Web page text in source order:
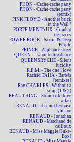
PIJON - Cache-cache party
PIJON - Cache-cache party
(remix)
PINK FLOYD - Another brick
in the Wall ²
PORTE MENTAUX - Combat
des races
POWER ROCK - Saxon & Deep
Purple
PRINCE - Alphabet street
QUEEN - I want to break free
QUEENSRYCHE - Silent
lucidity
R.E.M. - The one I love
Rachid TAHA - Barbès
[remixes]
Ray CHARLES - Without a
song (1 & 2)
REAL THING - Stone cold love
affair
RENAUD - It is not because
you are
RENAUD - Jonathan
RENAUD - Marchand de
cailloux
RENAUD - Miss Maggie [Juke-
Box]